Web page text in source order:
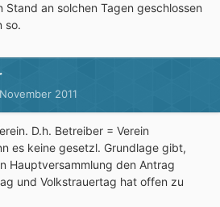
an solchen Tagen geschlossen
so.
2011
D.h. Betreiber = Verein
es keine gesetzl. Grundlage gibt,
Hauptversammlung den Antrag
und Volkstrauertag hat offen zu